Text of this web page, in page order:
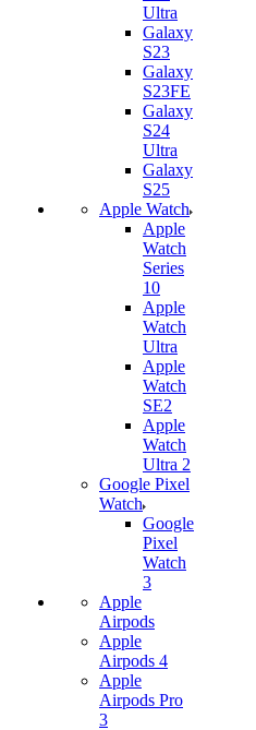
Ultra
Galaxy
S23
Galaxy
S23FE
Galaxy
S24
Ultra
Galaxy
S25
Apple Watch
Apple
Watch
Series
10
Apple
Watch
Ultra
Apple
Watch
SE2
Apple
Watch
Ultra 2
Google Pixel
Watch
Google
Pixel
Watch
3
Apple
Airpods
Apple
Airpods 4
Apple
Airpods Pro
3